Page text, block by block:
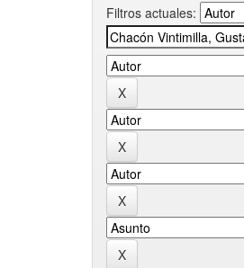
Filtros actuales: